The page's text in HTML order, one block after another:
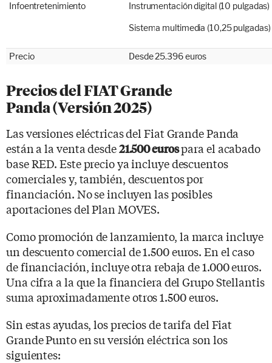
Infoentretenimiento Instrumentación digital (10 pulgadas)
Sistema multimedia (10,25 pulgadas)
Precio Desde 25.396 euros
Precios del FIAT Grande
Panda (Versión 2025)
Las versiones eléctricas del Fiat Grande Panda
están a la venta desde21.500 eurospara el acabado
base RED. Este precio ya incluye descuentos
comerciales y, también, descuentos por
financiación. No se incluyen las posibles
aportaciones del Plan MOVES.
Como promoción de lanzamiento, la marca incluye
un descuento comercial de 1.500 euros. En el caso
de financiación, incluye otra rebaja de 1.000 euros.
Una cifra a la que la financiera del Grupo Stellantis
suma aproximadamente otros 1.500 euros.
Sin estas ayudas, los precios de tarifa del Fiat
Grande Punto en su versión eléctrica son los
siguientes: